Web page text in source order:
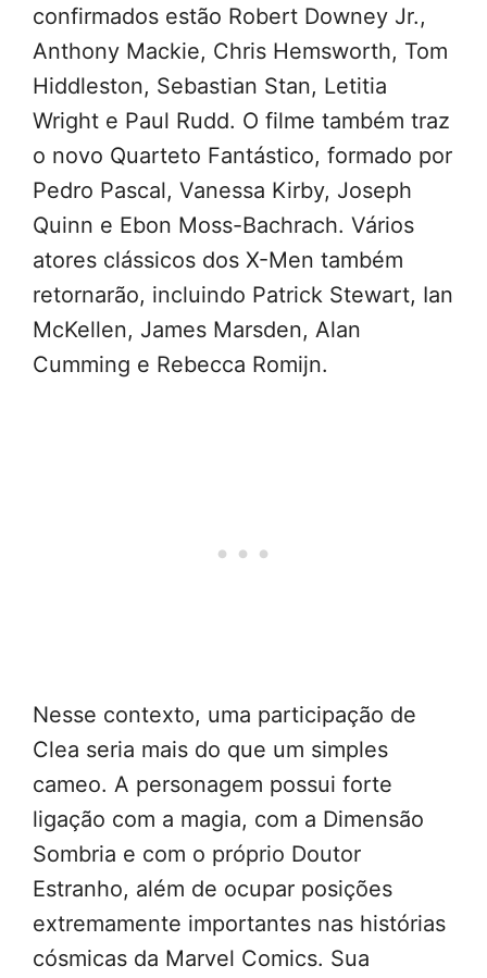
confirmados estão Robert Downey Jr.,
Anthony Mackie, Chris Hemsworth, Tom
Hiddleston, Sebastian Stan, Letitia
Wright e Paul Rudd. O filme também traz
o novo Quarteto Fantástico, formado por
Pedro Pascal, Vanessa Kirby, Joseph
Quinn e Ebon Moss-Bachrach. Vários
atores clássicos dos X-Men também
retornarão, incluindo Patrick Stewart, Ian
McKellen, James Marsden, Alan
Cumming e Rebecca Romijn.
Nesse contexto, uma participação de
Clea seria mais do que um simples
cameo. A personagem possui forte
ligação com a magia, com a Dimensão
Sombria e com o próprio Doutor
Estranho, além de ocupar posições
extremamente importantes nas histórias
cósmicas da Marvel Comics. Sua